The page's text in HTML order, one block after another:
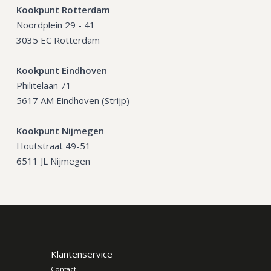
Kookpunt Rotterdam
Noordplein 29 - 41
3035 EC Rotterdam
Kookpunt Eindhoven
Philitelaan 71
5617 AM Eindhoven (Strijp)
Kookpunt Nijmegen
Houtstraat 49-51
6511 JL Nijmegen
Klantenservice
Contact